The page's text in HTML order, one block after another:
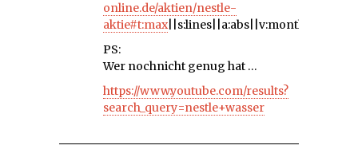
online.de/aktien/nestle-
aktie#t:max||s:lines||a:abs||v:month||ads:null
PS:
Wer nochnicht genug hat …
https://www.youtube.com/results?
search_query=nestle+wasser